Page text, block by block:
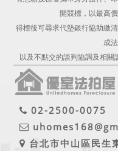
開競標，以最高
得標後可尋求代墊銀行協助繳
成
以及不點交的談判協調及相關
02-2500-0075
台北市中山區民生